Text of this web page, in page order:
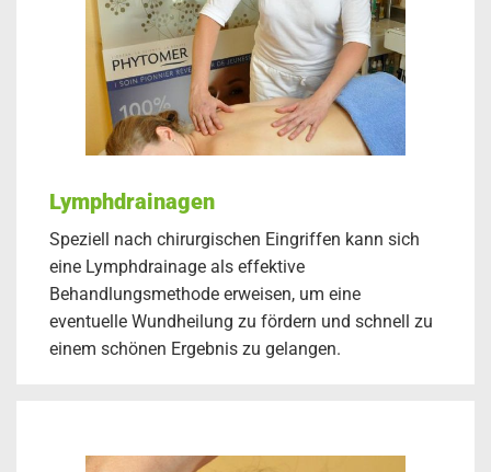
Lymphdrainagen
Speziell nach chirurgischen Eingriffen kann sich
eine Lymphdrainage als effektive
Behandlungsmethode erweisen, um eine
eventuelle Wundheilung zu fördern und schnell zu
einem schönen Ergebnis zu gelangen.